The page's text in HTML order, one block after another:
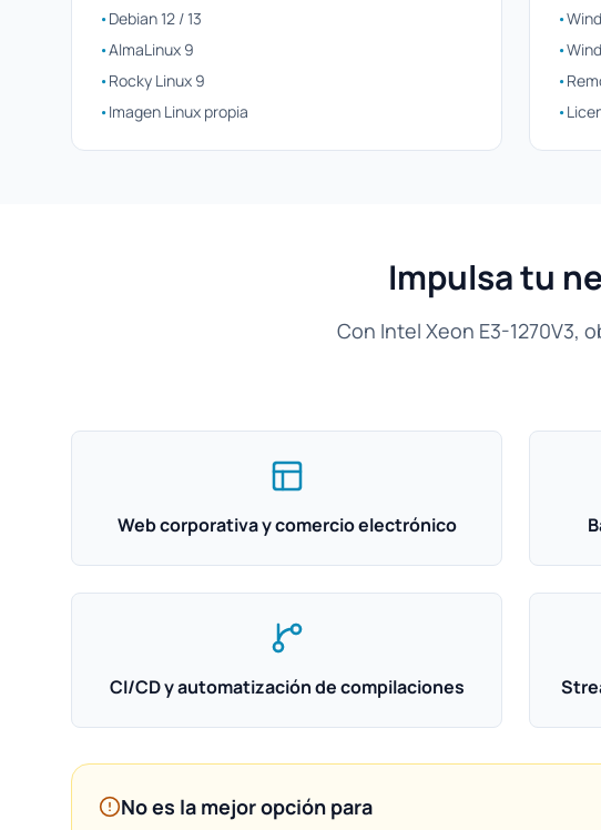
•Debian 12 / 13
•AlmaLinux 9
•Rocky Linux 9
•Imagen Linux propia
•
•
•
•
Impulsa tu
Con Intel Xeon E3-1270V3,
Web corporativa y comercio electrónico
CI/CD y automatización de compilaciones
No es la mejor opción para